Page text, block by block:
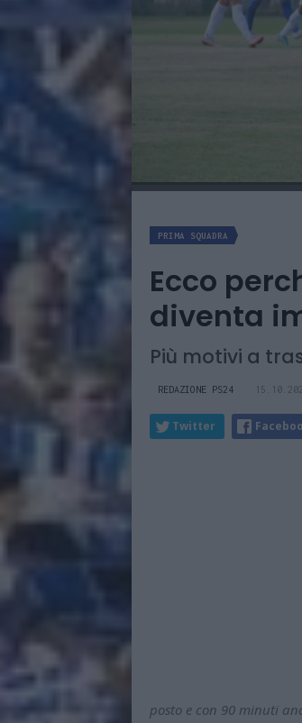
PRIMA SQUADRA
Ecco
diventa
Più motivi a
REDAZIONE PS24
Twitter
posto e con 90 minuti